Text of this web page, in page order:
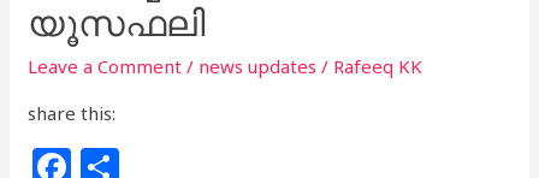
യൂസഫലി
Leave a Comment / news updates / Rafeeq KK
share this:
F